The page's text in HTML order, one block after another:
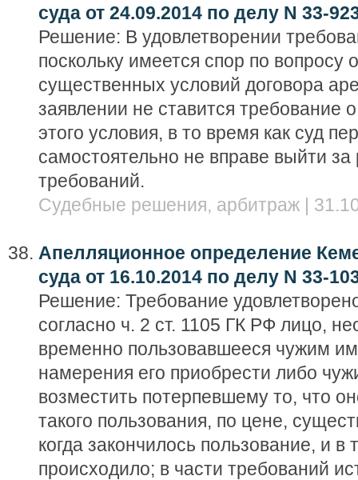
суда от 24.09.2014 по делу N 33-
Решение: В удовлетворении
поскольку имеется спор по вопросу
существенных условий договора
заявлении не ставится требование
этого условия, в то время как суд
самостоятельно не вправе выйти
требований.
Судебные решения, арбитраж |
Апелляционное определение
суда от 16.10.2014 по делу N 33-
Решение: Требование
согласно ч. 2 ст. 1105 ГК РФ лицо,
временно пользовавшееся чужим
намерения его приобрести либо
возместить потерпевшему то, что
такого пользования, по цене,
когда закончилось пользование, и в
происходило; в части требований